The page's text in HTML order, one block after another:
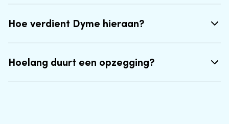
Hoe verdient Dyme hieraan?
Hoelang duurt een opzegging?